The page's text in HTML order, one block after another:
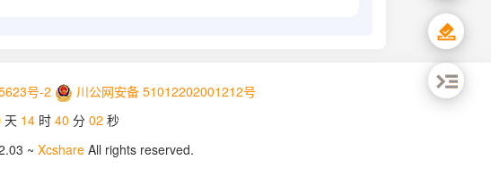
号-2
川公网安备 51012202001212号
天 14 时 40 分 03 秒
~ Xcshare All rights reserved.